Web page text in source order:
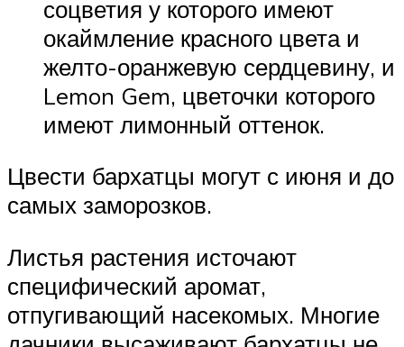
соцветия у которого имеют
окаймление красного цвета и
желто-оранжевую сердцевину, и
Lemon Gem, цветочки которого
имеют лимонный оттенок.
Цвести бархатцы могут с июня и до
самых заморозков.
Листья растения источают
специфический аромат,
отпугивающий насекомых. Многие